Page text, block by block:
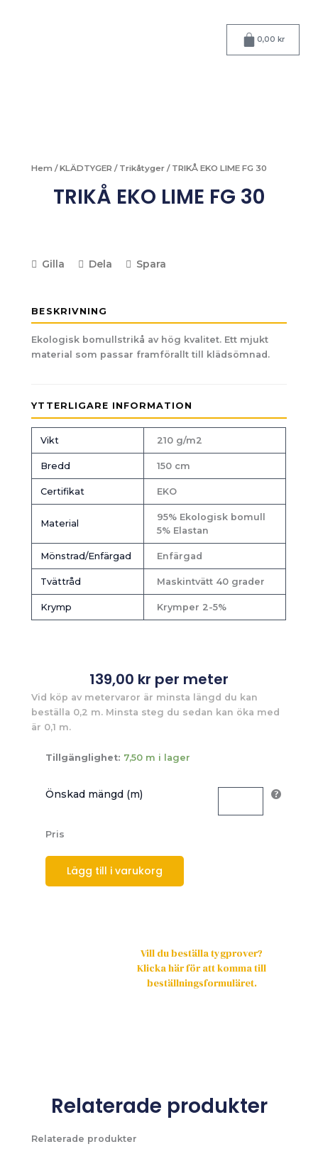
0,00 kr
Varukorg
Hem /KLÄDTYGER / Trikåtyger / TRIKÅ EKO LIME FG 30
TRIKÅ EKO LIME FG 30
Gilla Dela Spara
BESKRIVNING
Ekologisk bomullstrikå av hög kvalitet. Ett mjukt
material som passar framförallt till klädsömnad.
YTTERLIGARE INFORMATION
Vikt 210 g/m2
Bredd 150 cm
Certifikat EKO
Material
95% Ekologisk bomull
5% Elastan
Mönstrad/Enfärgad Enfärgad
Tvättråd Maskintvätt 40 grader
Krymp Krymper 2-5%
139,00 kr per meter
Vid köp av metervaror är minsta längd du kan
beställa 0,2 m. Minsta steg du sedan kan öka med
är 0,1 m.
Tillgänglighet: 7,50 m i lager
Önskad mängd (m)
Pris
Lägg till i varukorg
Vill du beställa tygprover?
Klicka här för att komma till
beställningsformuläret.
Relaterade produkter
Relaterade produkter